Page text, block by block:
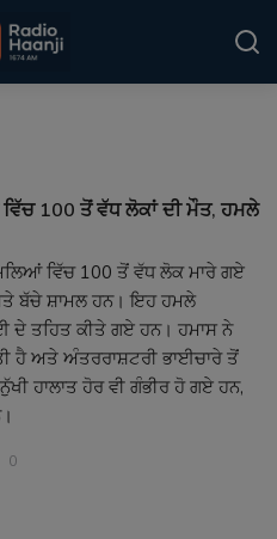
100 ਤੋਂ ਵੱਧ ਲੋਕਾਂ ਦੀ ਮੌਤ, ਹਮਲੇ
ਵਿੱਚ 100 ਤੋਂ ਵੱਧ ਲੋਕ ਮਾਰੇ ਗਏ
ਬੱਚੇ ਸ਼ਾਮਲ ਹਨ। ਇਹ ਹਮਲੇ
ਦੇ ਤਹਿਤ ਕੀਤੇ ਗਏ ਹਨ। ਹਮਾਸ ਨੇ
ਹੈ ਅਤੇ ਅੰਤਰਰਾਸ਼ਟਰੀ ਭਾਈਚਾਰੇ ਤੋਂ
ਹਾਲਾਤ ਹੋਰ ਵੀ ਗੰਭੀਰ ਹੋ ਗਏ ਹਨ,
0